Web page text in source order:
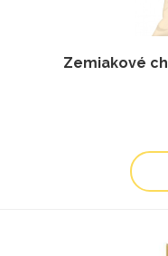
Zemiakové